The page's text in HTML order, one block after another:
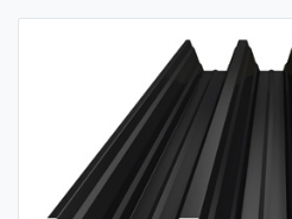
Tillverkas i varmförzinkad stålplåt
eller kallvalsad stålplåt som rostar
hörnplåtar, skarvplåtar, runda
Tillverkas i olika höjder och